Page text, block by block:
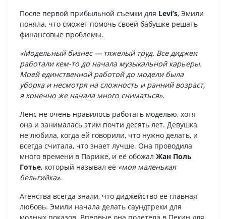
После первой прибыльной съемки для Levi’s, Эмили
поняла, что сможет помочь своей бабушке решать
финансовые проблемы.
«Модельный бизнес — тяжелый труд. Все диджеи
работали кем-то до начала музыкальной карьеры.
Моей единственной работой до модели была
уборка и несмотря на сложность и ранний возраст,
я конечно же начала много сниматься».
Ленс не очень нравилось работать моделью, хотя
она и занималась этим почти десять лет. Девушка
не любила, когда ей говорили, что нужно делать, и
всегда считала, что знает лучше. Она проводила
много времени в Париже, и её обожал Жан Поль
Готье, который называл её «моя маленькая
бельгийка».
Агенства всегда знали, что диджейство её главная
любовь. Эмили начала делать саундтреки для